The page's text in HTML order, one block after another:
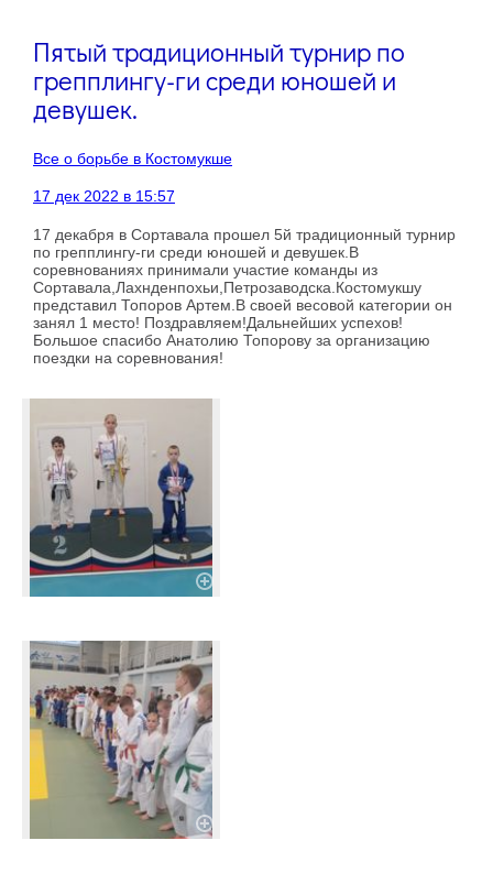
Пятый традиционный турнир по
грепплингу-ги среди юношей и
девушек.
Все о борьбе в Костомукше
17 дек 2022 в 15:57
17 декабря в Сортавала прошел 5й традиционный турнир
по грепплингу-ги среди юношей и девушек.В
соревнованиях принимали участие команды из
Сортавала,Лахнденпохьи,Петрозаводска.Костомукшу
представил Топоров Артем.В своей весовой категории он
занял 1 место! Поздравляем!Дальнейших успехов!
Большое спасибо Анатолию Топорову за организацию
поездки на соревнования!